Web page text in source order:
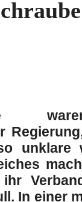
unklare
In einer